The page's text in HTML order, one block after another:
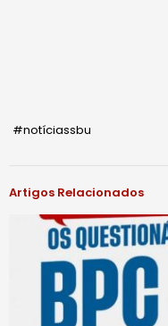
#notíciassbu
Artigos Relacionados